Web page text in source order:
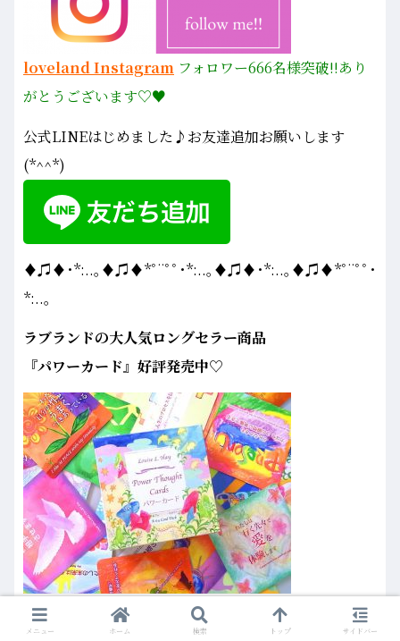
loveland Instagram フォロワー666名様突破!!あり
がとうございます♡♥
公式LINEはじめました♪お友達追加お願いします
(*^^*)
♦♫♦･*:..｡♦♫♦*ﾟ¨ﾟﾟ･*:..｡♦♫♦･*:..｡♦♫♦*ﾟ¨ﾟﾟ･
*:..｡
ラブランドの大人気ロングセラー商品
『パワーカード』好評発売中♡
（↑Amazonまたは、店頭でご購入いただけます♡）
メニュー ホーム 検索 トップ サイドバー